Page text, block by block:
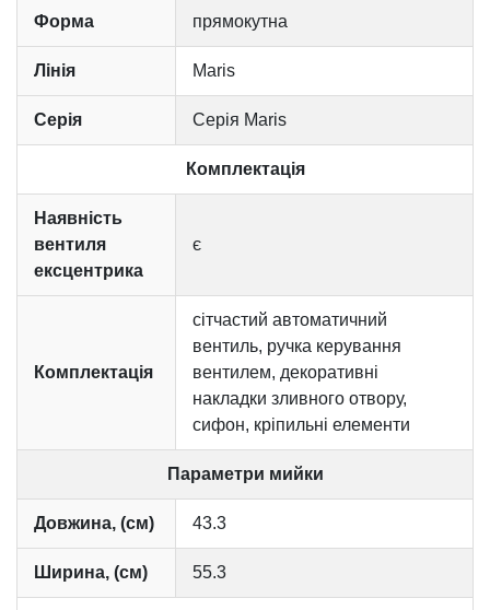
Форма прямокутна
Лінія Maris
Серія Серія Maris
Комплектація
Наявність
вентиля
ексцентрика
є
Комплектація
сітчастий автоматичний
вентиль, ручка керування
вентилем, декоративні
накладки зливного отвору,
сифон, кріпильні елементи
Параметри мийки
Довжина, (см) 43.3
Ширина, (см) 55.3